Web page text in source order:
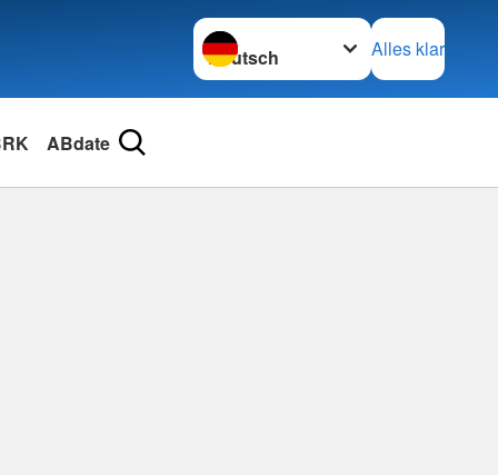
Sprache wechseln zu
Alles klar
ABdate